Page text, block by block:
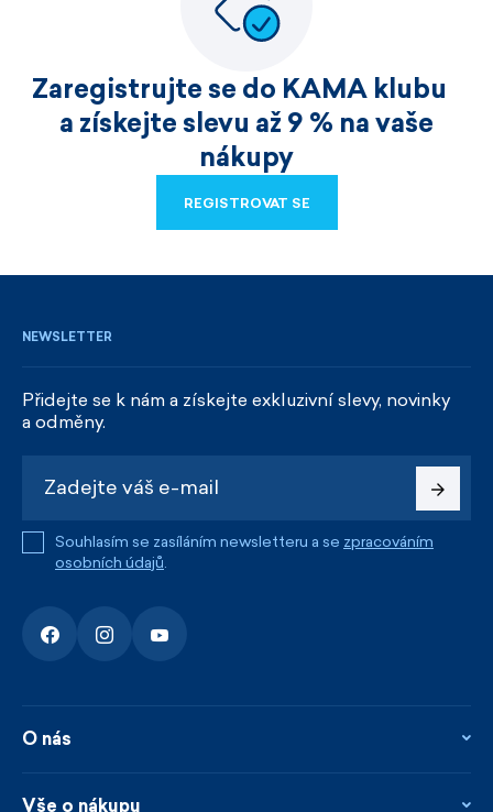
Zaregistrujte se do KAMA klubu
a získejte slevu až 9 % na vaše
nákupy
REGISTROVAT SE
NEWSLETTER
Přidejte se k nám a získejte exkluzivní slevy, novinky
a odměny.
Souhlasím se zasíláním newsletteru a se zpracováním
osobních údajů.
O nás
Kontakty
Vše o nákupu